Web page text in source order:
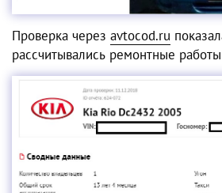
Проверка через avtocod.ru
рассчитывались ремонтные